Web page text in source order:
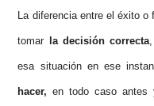
La diferencia entre el éxito
tomar la decisión correcta,
esa situación en ese
hacer, en todo caso antes